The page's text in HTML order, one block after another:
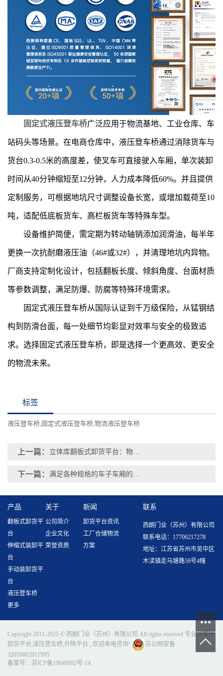
固定式液压登车桥广泛应用于物流基地、工业仓库、车
站码头等场景。在电商仓库中，液压登车桥通过消除货车与
货台0.3-0.5米的高度差，使叉车可直接驶入车厢，单次装卸
时间从40分钟缩短至12分钟，人力成本降低60%。并且提供
定制服务，可根据地坑尺寸调整设备长宽，或增加载荷至10
吨，适配低底板货车、高栏板货车等特殊车型。
设备维护简便，需定期为转动轴销添加润滑油，每半年
更换一次抗耐磨液压油（46#或32#），并清理地坑内异物。
厂商支持定制化设计，包括翻板长度、倾斜角度、台面材质
等参数调整，满足防爆、防腐等特殊环境需求。
固定式液压登车桥从国际认证到千万级保险，从锰钢结
构到防滑台面，每一处细节均彰显对效率与安全的极致追
求。选择固定式液压登车桥，即是选择一个更高效、更安全
的物流未来。
标签
液压登车桥, 固定式液压登车桥,物流液压登车桥
上一篇： 立体库翻板式卸货平台：物流效率升级的核心引擎
下一篇： 满足各种规格的车子车厢的卸货平台
产品
翻板式卸货平
台
伸缩式装卸平
台
手动装卸货平
台
液压登车桥
更多
关于
公司简介
企业文化
荣誉资质
新闻
卸货平台资讯
工厂仓储物流
方案
联系
西朗门业（苏州）有限公司
联系电话：17706217278
地址：江苏省苏州市吴中区
木渎镇走马塘路59号4幢
Copyright 2011-2025 © 西朗门业（苏州）有限公司 All rights reserved 专业从事于
卸货平台,液压登车桥,升降平台 , 欢迎来电咨询!
苏公网安备
32050602011995
备案号： 苏ICP备19040992号-14